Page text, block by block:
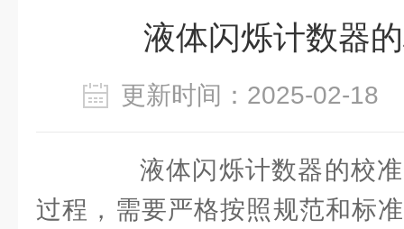
液体闪烁计数器
更新时间：2025-02-
液体闪烁计数器的校准
过程，需要严格按照规范和标